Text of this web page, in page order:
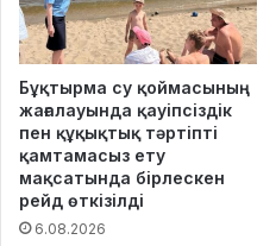
Бұқтырма су қоймасының
жағалауында қауіпсіздік
пен құқықтық тәртіпті
қамтамасыз ету
мақсатында бірлескен
рейд өткізілді
6.08.2026